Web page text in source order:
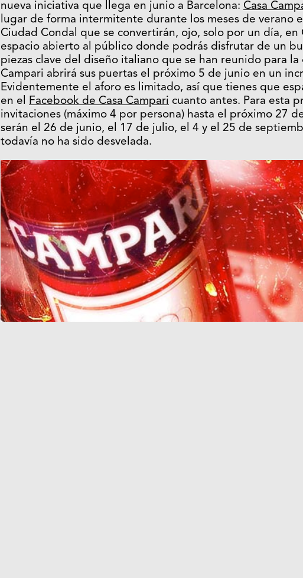
nueva iniciativa que llega en junio a Barcelona: Casa
lugar de forma intermitente durante los meses de verano
Ciudad Condal que se convertirán, ojo, solo por un día, en
espacio abierto al público donde podrás disfrutar de un
piezas clave del diseño italiano que se han reunido para la
Campari abrirá sus puertas el próximo 5 de junio en un
Evidentemente el aforo es limitado, así que tienes que
en el Facebook de Casa Campari cuanto antes. Para esta
invitaciones (máximo 4 por persona) hasta el próximo 27
serán el 26 de junio, el 17 de julio, el 4 y el 25 de
todavía no ha sido desvelada.